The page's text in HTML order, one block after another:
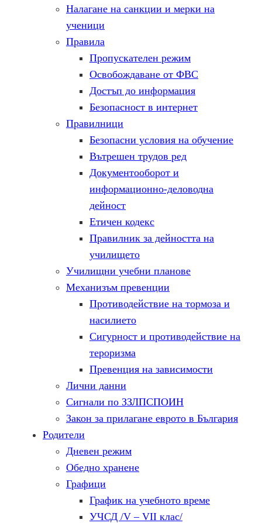
Налагане на санкции и мерки на
ученици
Правила
Пропускателен режим
Освобождаване от ФВС
Достъп до информация
Безопасност в интернет
Правилници
Безопасни условия на обучение
Вътрешен трудов ред
Документооборот и
информационно-деловодна
дейност
Етичен кодекс
Правилник за дейността на
училището
Училищни учебни планове
Механизъм превенции
Противодействие на тормоза и
насилието
Сигурност и противодействие на
тероризма
Превенция на зависимости
Лични данни
Сигнали по ЗЗЛПСПОИН
Закон за прилагане еврото в България
Родители
Дневен режим
Обедно хранене
Графици
График на учебното време
УЧСД /V – VII клас/